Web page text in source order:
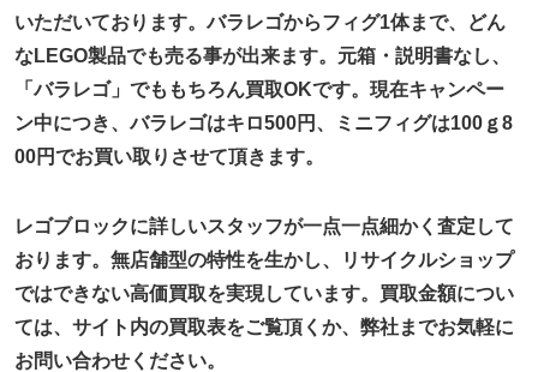
いただいております。バラレゴからフィグ1体まで、どん
なLEGO製品でも売る事が出来ます。元箱・説明書なし、
「バラレゴ」でももちろん買取OKです。現在キャンペー
ン中につき、バラレゴはキロ500円、ミニフィグは100ｇ8
00円でお買い取りさせて頂きます。
レゴブロックに詳しいスタッフが一点一点細かく査定して
おります。無店舗型の特性を生かし、リサイクルショップ
ではできない高価買取を実現しています。買取金額につい
ては、サイト内の買取表をご覧頂くか、弊社までお気軽に
お問い合わせください。